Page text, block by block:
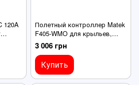
120A
Полетный контроллер Matek
F405-WMO для крыльев,
32х22mm, совместимый с
Ardupilot, INAV, для БПЛА
самолетного т
3 006 грн
Купить